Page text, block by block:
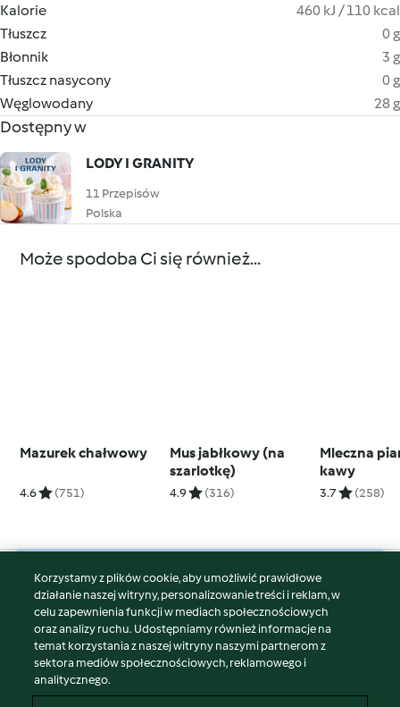
Kalorie
460 kJ / 110 kcal
Tłuszcz
0 g
Błonnik
3 g
Tłuszcz nasycony
0 g
Węglowodany
28 g
Dostępny w
LODY I GRANITY
11 Przepisów
Polska
Może spodoba Ci się również...
Mazurek chałwowy
4.6 (751)
Mus jabłkowy (na
szarlotkę)
4.9 (316)
Mleczna
kawy
3.7 (258)
© Copyright 2026
Warunki korzystania
Polityka prywatności
Disclaimer
Znak wydawcy
Korzystamy z plików cookie, aby umożliwić prawidłowe
działanie naszej witryny, personalizowanie treści i reklam, w
celu zapewnienia funkcji w mediach społecznościowych
oraz analizy ruchu. Udostępniamy również informacje na
temat korzystania z naszej witryny naszymi partnerom z
sektora mediów społecznościowych, reklamowego i
analitycznego.